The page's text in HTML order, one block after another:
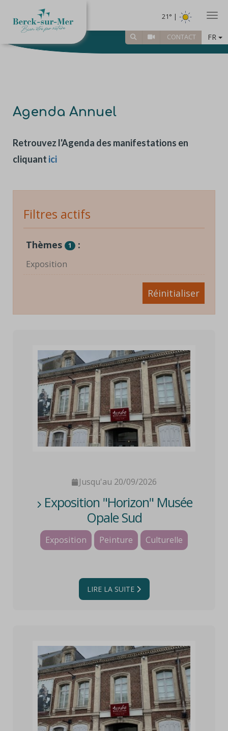
21° |
CONTACT FR
Agenda Annuel
Retrouvez l'Agenda des manifestations en
cliquant ici
Filtres actifs
Thèmes 1 :
Exposition
Réinitialiser
Jusqu'au 20/09/2026
Exposition "Horizon" Musée
Opale Sud
Exposition Peinture Culturelle
LIRE LA SUITE